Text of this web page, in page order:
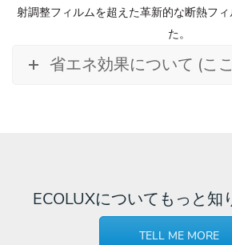
射調整フィルムを超えた革新的な断熱フ
た。
省エネ効果について (こ
ECOLUXについてもっと知
TELL ME MORE